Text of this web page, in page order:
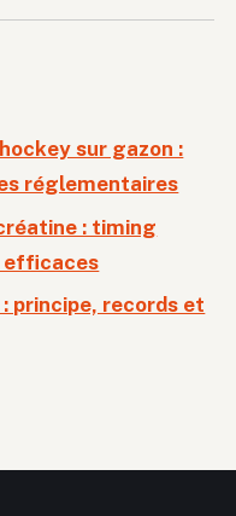
sur gazon :
réglementaires
: timing
efficaces
: principe, records et